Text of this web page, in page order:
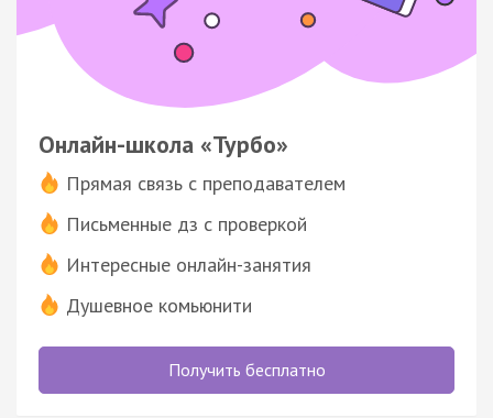
Онлайн-школа «Турбо»
Прямая связь с преподавателем
Письменные дз с проверкой
Интересные онлайн-занятия
Душевное комьюнити
Получить бесплатно